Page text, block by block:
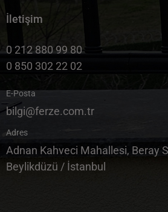
İletişim
0 212 880 99 80
0 850 302 22 02
E-Posta
bilgi@ferze.com.tr
Adres
Adnan Kahveci Mahallesi, Beray
Beylikdüzü / İstanbul